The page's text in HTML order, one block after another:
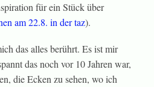
für ein Stück über
am 22.8. in der taz).
das alles berührt. Es ist mir
das noch vor 10 Jahren war,
die Ecken zu sehen, wo ich